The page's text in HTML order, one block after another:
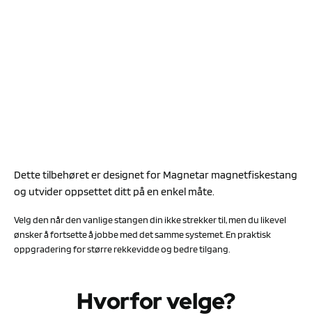
Dette tilbehøret er designet for Magnetar magnetfiskestang
og utvider oppsettet ditt på en enkel måte.
Velg den når den vanlige stangen din ikke strekker til, men du likevel
ønsker å fortsette å jobbe med det samme systemet. En praktisk
oppgradering for større rekkevidde og bedre tilgang.
Hvorfor velge?